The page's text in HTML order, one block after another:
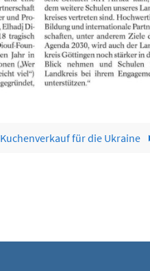
Kuchenverkauf für die Ukraine